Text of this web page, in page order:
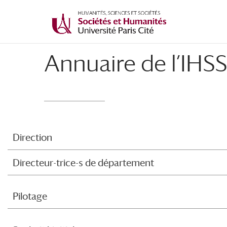
Annuaire de l’IHSS
Direction
Directeur-trice-s de département
Pilotage